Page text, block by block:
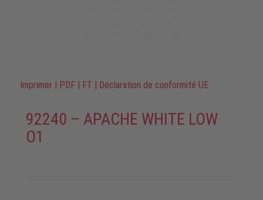
Imprimer | PDF | FT | Déclaration de conformité UE
92240 – APACHE WHITE LOW
O1